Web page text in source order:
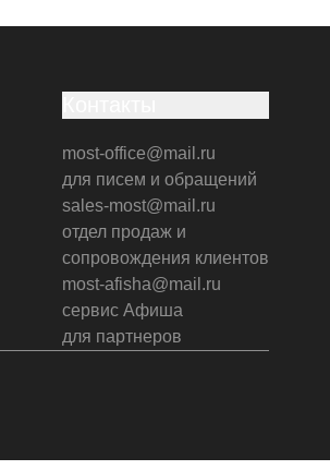
most-office@mail.ru
для писем и обращений
sales-most@mail.ru
отдел продаж и
сопровождения клиентов
most-afisha@mail.ru
сервис Афиша
для партнеров